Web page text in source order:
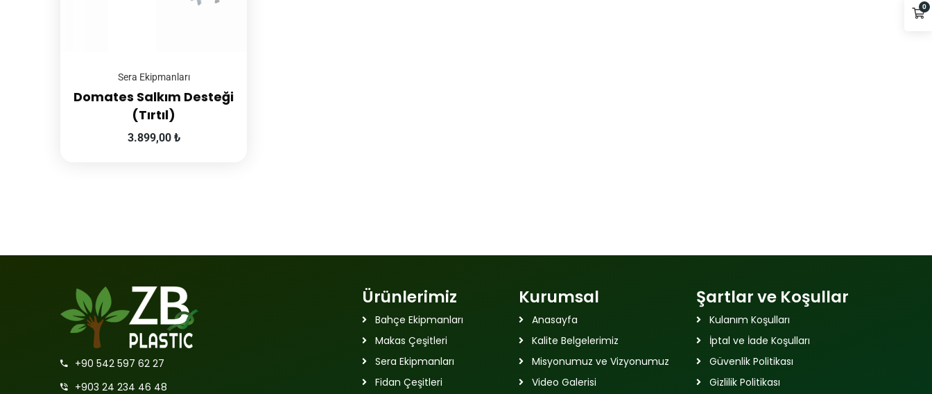
Sera Ekipmanları
Domates Salkım Desteği
(Tırtıl)
3.899,00 ₺
+90 542 597 62 27
+903 24 234 46 48
Ürünlerimiz
Bahçe Ekipmanları
Makas Çeşitleri
Sera Ekipmanları
Fidan Çeşitleri
Kurumsal
Anasayfa
Kalite Belgelerimiz
Misyonumuz ve Vizyonumuz
Video Galerisi
Şartlar ve Koşullar
Kulanım Koşulları
İptal ve İade Koşulları
Güvenlik Politikası
Gizlilik Politikası
0